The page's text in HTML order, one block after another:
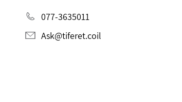
077-3635011
Ask@tiferet.coil